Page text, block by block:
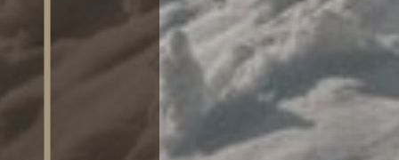
DISPONIBILITÀ /
PRENOTA